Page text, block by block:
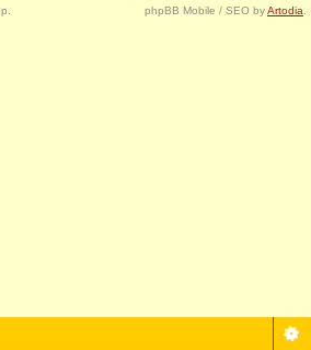
phpBB Mobile / SEO byArtodia